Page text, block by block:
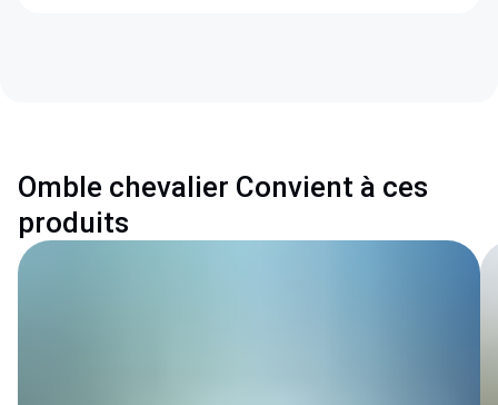
Omble chevalier Convient à ces
produits